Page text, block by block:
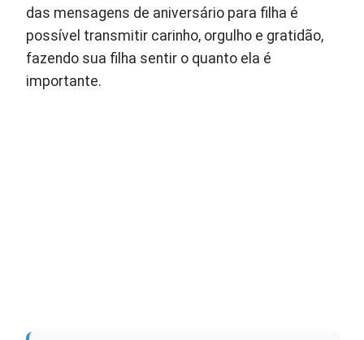
das mensagens de aniversário para filha é
possível transmitir carinho, orgulho e gratidão,
fazendo sua filha sentir o quanto ela é
importante.